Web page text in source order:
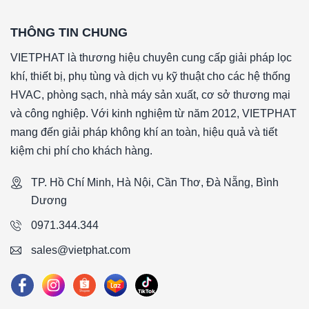
*Độ tổn thất áp suất khuyến nghị thay thế: 250Pa
*Kích thước (WxHxD): 460x360x25mm
####Lọc thô G4 khung tôn 460x360x25mmLọc thô G4
460x360x25mm
THÔNG TIN CHUNG
VIETPHAT là thương hiệu chuyên cung cấp giải pháp lọc
khí, thiết bị, phụ tùng và dịch vụ kỹ thuật cho các hệ thống
HVAC, phòng sạch, nhà máy sản xuất, cơ sở thương mại
và công nghiệp. Với kinh nghiệm từ năm 2012, VIETPHAT
mang đến giải pháp không khí an toàn, hiệu quả và tiết
kiệm chi phí cho khách hàng.
TP. Hồ Chí Minh, Hà Nội, Cần Thơ, Đà Nẵng, Bình
Dương
0971.344.344
sales@vietphat.com